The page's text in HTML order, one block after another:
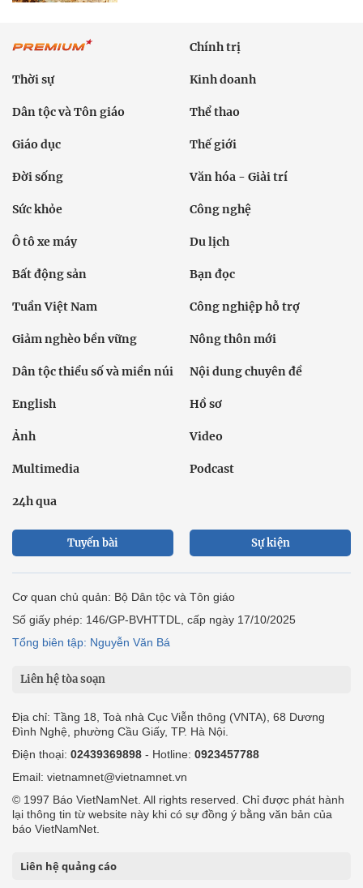
Chính trị
Thời sự Kinh doanh
Dân tộc và Tôn giáo Thể thao
Giáo dục Thế giới
Đời sống Văn hóa - Giải trí
Sức khỏe Công nghệ
Ô tô xe máy Du lịch
Bất động sản Bạn đọc
Tuần Việt Nam Công nghiệp hỗ trợ
Giảm nghèo bền vững Nông thôn mới
Dân tộc thiểu số và miền núi Nội dung chuyên đề
English Hồ sơ
Ảnh Video
Multimedia Podcast
24h qua
Tuyến bài Sự kiện
Cơ quan chủ quản: Bộ Dân tộc và Tôn giáo
Số giấy phép: 146/GP-BVHTTDL, cấp ngày 17/10/2025
Tổng biên tập: Nguyễn Văn Bá
Liên hệ tòa soạn
Địa chỉ: Tầng 18, Toà nhà Cục Viễn thông (VNTA), 68 Dương
Đình Nghệ, phường Cầu Giấy, TP. Hà Nội.
Điện thoại: 02439369898 - Hotline: 0923457788
Email: vietnamnet@vietnamnet.vn
© 1997 Báo VietNamNet. All rights reserved. Chỉ được phát hành
lại thông tin từ website này khi có sự đồng ý bằng văn bản của
báo VietNamNet.
Liên hệ quảng cáo